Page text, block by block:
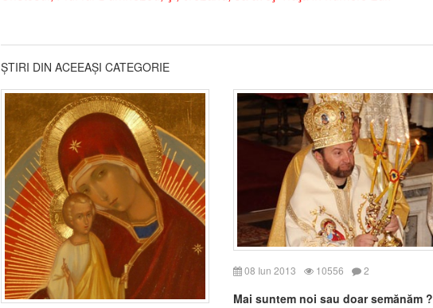
ȘTIRI DIN ACEEAȘI CATEGORIE
08 Iun 2013 10556 2
Mai suntem noi sau doar semănăm ?